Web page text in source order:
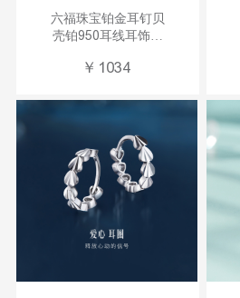
六福珠宝铂金耳钉贝
壳铂950耳线耳饰女
L19TBPE0002
￥ 1034